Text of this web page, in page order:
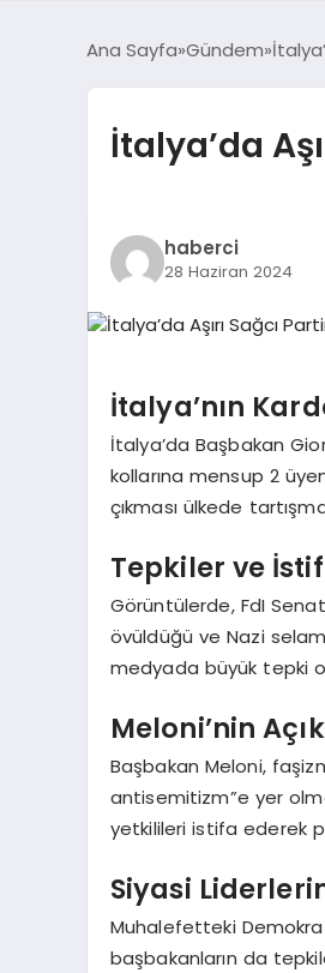
Ana Sayfa Gündem
İtalya’da
haberci
28 Haziran 2024
İtalya’nın
İtalya’da Başbakan
kollarına mensup 2
çıkması ülkede
Tepkiler ve
Görüntülerde, FdI
övüldüğü ve Nazi
medyada büyük tepki
Meloni’nin
Başbakan Meloni,
antisemitizm”e yer
yetkilileri istifa ederek
Siyasi
Muhalefetteki
başbakanların da